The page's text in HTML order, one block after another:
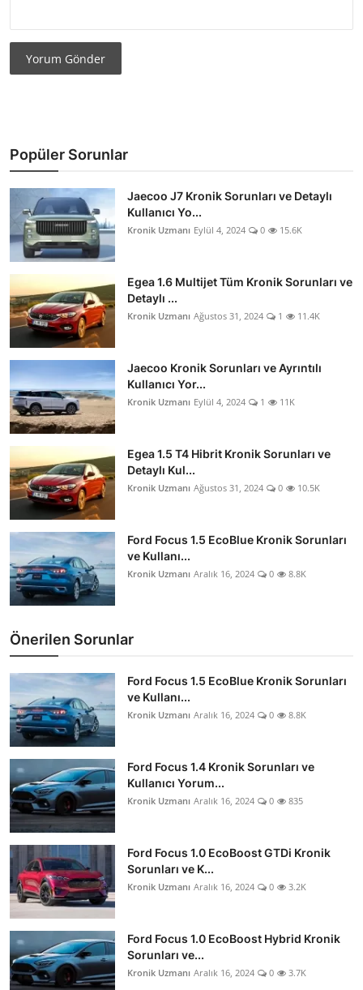
Yorum Gönder
Popüler Sorunlar
Jaecoo J7 Kronik Sorunları ve Detaylı
Kullanıcı Yo...
Kronik Uzmanı Eylül 4, 2024 0 15.6K
Egea 1.6 Multijet Tüm Kronik Sorunları ve
Detaylı ...
Kronik Uzmanı Ağustos 31, 2024 1 11.4K
Jaecoo Kronik Sorunları ve Ayrıntılı
Kullanıcı Yor...
Kronik Uzmanı Eylül 4, 2024 1 11K
Egea 1.5 T4 Hibrit Kronik Sorunları ve
Detaylı Kul...
Kronik Uzmanı Ağustos 31, 2024 0 10.5K
Ford Focus 1.5 EcoBlue Kronik Sorunları
ve Kullanı...
Kronik Uzmanı Aralık 16, 2024 0 8.8K
Önerilen Sorunlar
Ford Focus 1.5 EcoBlue Kronik Sorunları
ve Kullanı...
Kronik Uzmanı Aralık 16, 2024 0 8.8K
Ford Focus 1.4 Kronik Sorunları ve
Kullanıcı Yorum...
Kronik Uzmanı Aralık 16, 2024 0 835
Ford Focus 1.0 EcoBoost GTDi Kronik
Sorunları ve K...
Kronik Uzmanı Aralık 16, 2024 0 3.2K
Ford Focus 1.0 EcoBoost Hybrid Kronik
Sorunları ve...
Kronik Uzmanı Aralık 16, 2024 0 3.7K